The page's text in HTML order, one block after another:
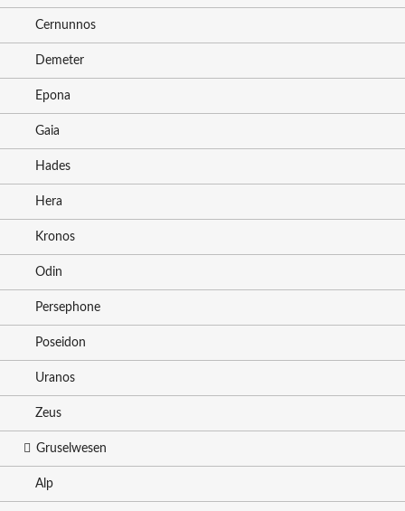
Cernunnos
Demeter
Epona
Gaia
Hades
Hera
Kronos
Odin
Persephone
Poseidon
Uranos
Zeus
Gruselwesen
Alp